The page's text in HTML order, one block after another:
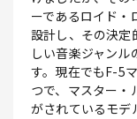
ーであるロイド・
設計し、その決定
しい音楽ジャン
す。現在でもF-5
つで、マスター・
がされているモデ